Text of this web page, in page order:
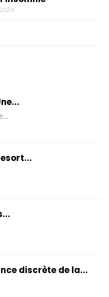
discrète de la...